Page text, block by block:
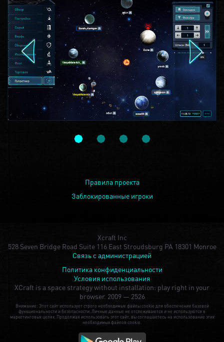
Правила проекта
Заблокированные игроки
Xcraft Inc
528 Seven Bridge Road Suite 116 East Stroudsburg PA 18301 Monroe
Связь с администрацией
Политика конфиденциальности
Условия использования
XCraft is a space strategy without installation: play right in your
browser. 2009 — 2526
Внимание: Этот сайт использует строго необходимые файлы cookie для обеспечения базовой
функциональности и безопасности. Личные данные не отслеживаются и не используются в
маркетинговых целях. Продолжая использовать этот сайт, вы соглашаетесь на использование этих
необходимых файлов cookie.